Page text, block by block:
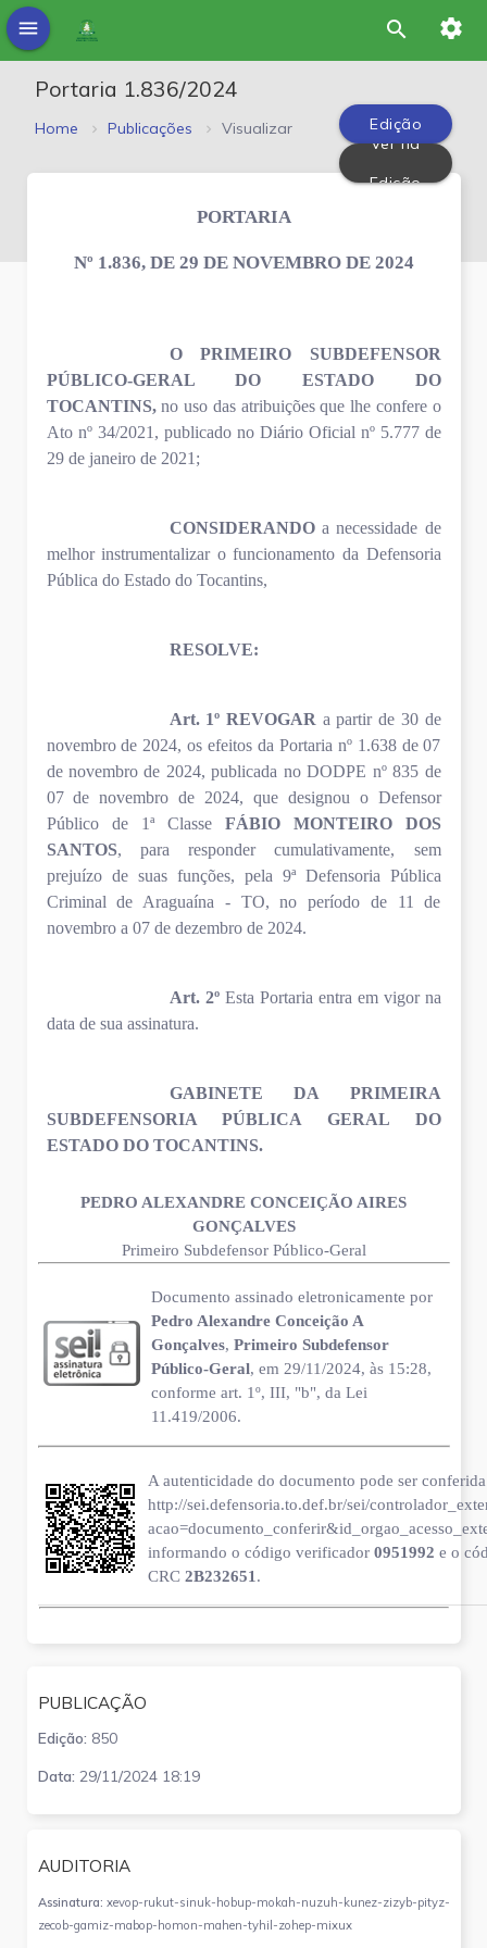
search settings
menu
Portaria 1.836/2024
Home Publicações Visualizar
Edição
Ver na
Edição
PORTARIA
Nº 1.836, DE 29 DE NOVEMBRO DE 2024
O PRIMEIRO
SUBDEFENSOR
PÚBLICO-GERAL DO ESTADO DO
TOCANTINS,no uso das atribuições que lhe confere o
Ato nº 34/2021, publicado no Diário Oficial nº 5.777 de
29 de janeiro de 2021;
CONSIDERANDOa necessidade de
melhor instrumentalizar o funcionamento da Defensoria
Pública do Estado do Tocantins,
RESOLVE:
Art. 1º REVOGAR a partir de 30 de
novembro de 2024, os efeitos da Portaria nº 1.638 de 07
de novembro de 2024, publicada no DODPE nº 835 de
07 de novembro de 2024, que designou o Defensor
Público de 1ª Classe FÁBIO MONTEIRO DOS
SANTOS, para responder cumulativamente, sem
prejuízo de suas funções, pela 9ª Defensoria Pública
Criminal de Araguaína - TO, no período de 11 de
novembro a 07 de dezembro de 2024.
Art. 2ºEsta Portaria entra em vigor na
data de sua assinatura.
GABINETE DA PRIMEIRA
SUBDEFENSORIA PÚBLICA GERAL DO
ESTADO DO TOCANTINS.
PEDRO ALEXANDRE CONCEIÇÃO AIRES
GONÇALVES
Primeiro Subdefensor Público-Geral
Documento assinado eletronicamente por
Pedro Alexandre Conceição A
Gonçalves, Primeiro Subdefensor
Público-Geral, em 29/11/2024, às 15:28,
conforme art. 1º, III, "b", da Lei
11.419/2006.
A autenticidade do documento pode ser
http://sei.defensoria.to.def.br/sei/
informando o código verificador 0951992 e o
CRC 2B232651 .
PUBLICAÇÃO
Edição: 850
Data: 29/11/2024 18:19
AUDITORIA
Assinatura: xevop-rukut-sinuk-hobup-mokah-nuzuh-kunez-zizyb-pityz-
zecob-gamiz-mabop-homon-mahen-tyhil-zohep-mixux